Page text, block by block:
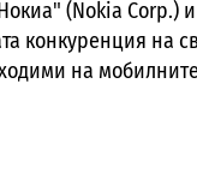
(Nokia Corp.)
конкуренция на
на